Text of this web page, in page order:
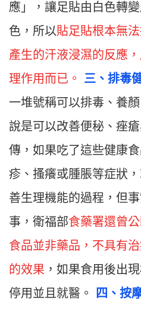
應」，讓足貼由白色轉
色，所以貼足貼根本無
產生的汗液浸濕的反應
理作用而已。
三 、 排毒
一堆號稱可以排毒、養
說是可以改善便秘、痤
傳，如果吃了這些健康
疹、搔癢或腫脹等症狀
善生理機能的過程，但
事，衛福部食藥署還曾
食品並非藥品，不具有
的效果 ，如果食用後出
停用並且就醫。
四 、 按